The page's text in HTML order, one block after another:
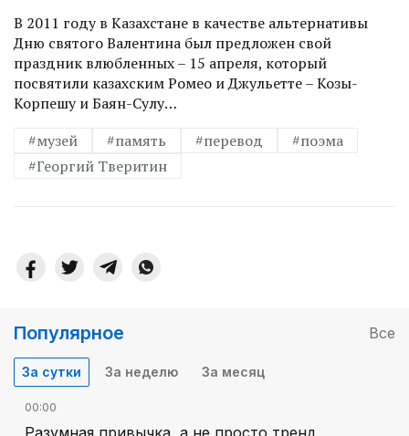
В 2011 году в Казахстане в качестве альтернативы
Дню святого Валентина был предложен свой
праздник влюб­ленных – 15 апреля, который
посвятили казахским Ромео и Джульетте – Козы-
Корпешу и Баян-Сулу…
#музей
#память #перевод
#поэма
#Георгий Тверитин
Популярное Все
За сутки За неделю За месяц
00:00